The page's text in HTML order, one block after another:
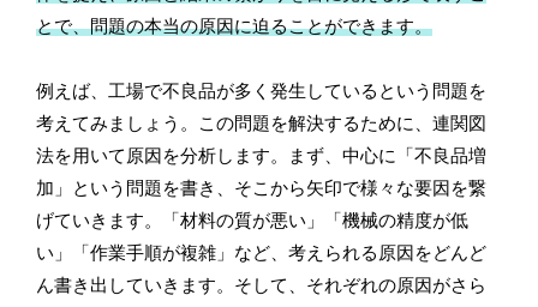
とで、問題の本当の原因に迫ることができます。
例えば、工場で不良品が多く発生しているという問題を
考えてみましょう。この問題を解決するために、連関図
法を用いて原因を分析します。まず、中心に「不良品増
加」という問題を書き、そこから矢印で様々な要因を繋
げていきます。「材料の質が悪い」「機械の精度が低
い」「作業手順が複雑」など、考えられる原因をどんど
ん書き出していきます。そして、それぞれの原因がさら